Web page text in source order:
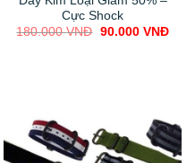
Cực Shock
180.000VNĐ Original
90.000 VNĐ